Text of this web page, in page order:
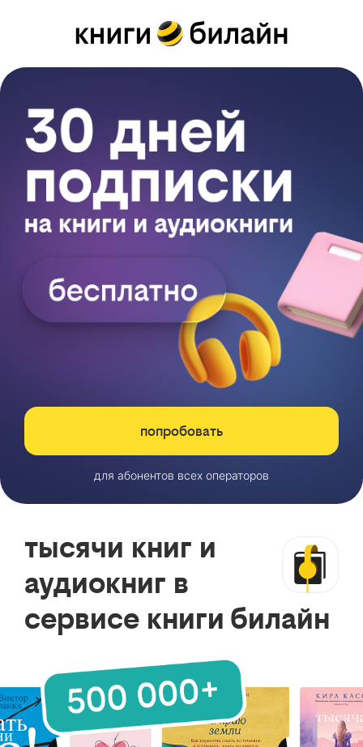
попробовать
для абонентов всех операторов
тысячи книг и
аудиокниг в
сервисе книги билайн